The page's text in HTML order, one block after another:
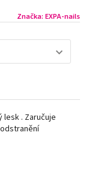
Značka: EXPA-nails
. Zaručuje